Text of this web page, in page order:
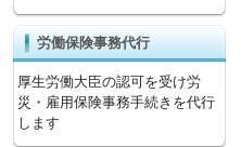
労働保険事務代行
厚生労働大臣の認可を受け労
災・雇用保険事務手続きを代行
します